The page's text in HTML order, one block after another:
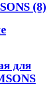
(8)
для